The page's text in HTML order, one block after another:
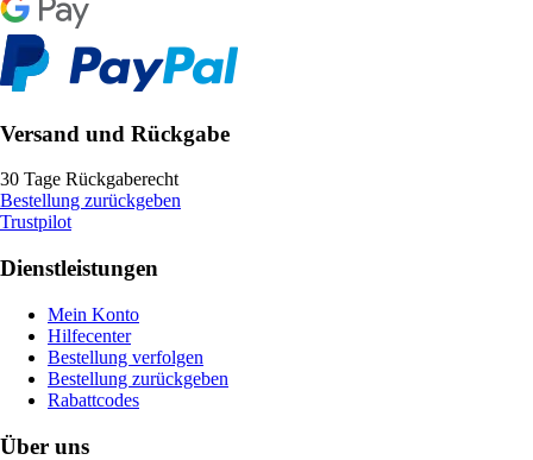
Versand und Rückgabe
30 Tage Rückgaberecht
Bestellung zurückgeben
Trustpilot
Dienstleistungen
Mein Konto
Hilfecenter
Bestellung verfolgen
Bestellung zurückgeben
Rabattcodes
Über uns